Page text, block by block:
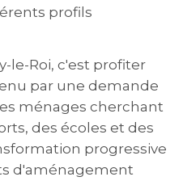
profils
le-Roi, c'est profiter
par une demande
ménages cherchant
des écoles et des
progressive
d'aménagement